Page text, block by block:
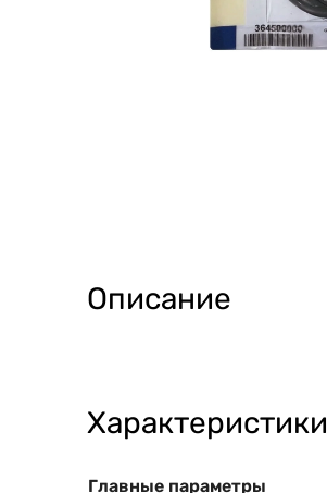
Описание
Характеристики
Главные параметры